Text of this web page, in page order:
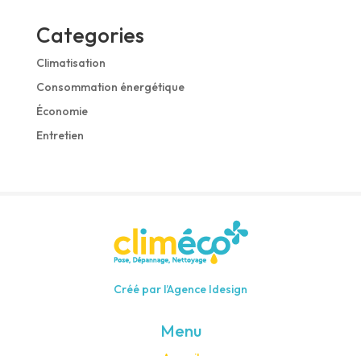
Categories
Climatisation
Consommation énergétique
Économie
Entretien
Créé par l’Agence Idesign
Menu